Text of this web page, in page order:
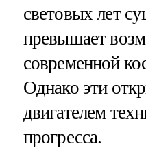
световых лет
превышает
современной
Однако эти
двигателем
прогресса.